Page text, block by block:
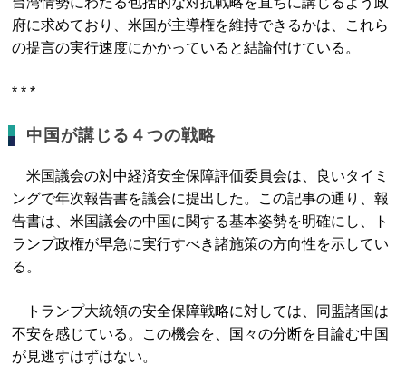
府に求めており、米国が主導権を維持できるかは、これら
の提言の実行速度にかかっていると結論付けている。
* * *
中国が講じる４つの戦略
米国議会の対中経済安全保障評価委員会は、良いタイミ
ングで年次報告書を議会に提出した。この記事の通り、報
告書は、米国議会の中国に関する基本姿勢を明確にし、ト
ランプ政権が早急に実行すべき諸施策の方向性を示してい
る。
トランプ大統領の安全保障戦略に対しては、同盟諸国は
不安を感じている。この機会を、国々の分断を目論む中国
が見逃すはずはない。